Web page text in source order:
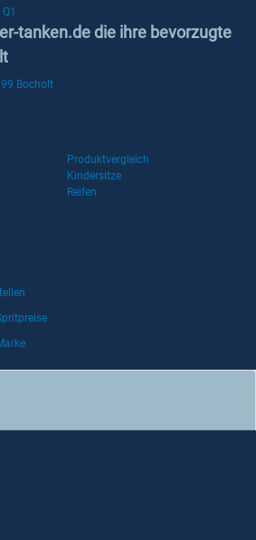
Q1
tanken.de die ihre bevorzugte
Bocholt
Produktvergleich
Kindersitze
Reifen